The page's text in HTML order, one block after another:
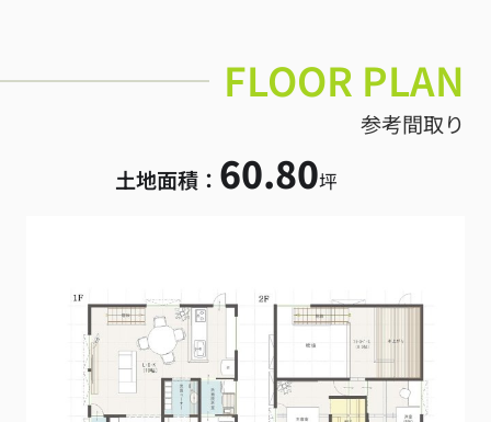
FLOOR PLAN
参考間取り
土地面積： 60.80坪